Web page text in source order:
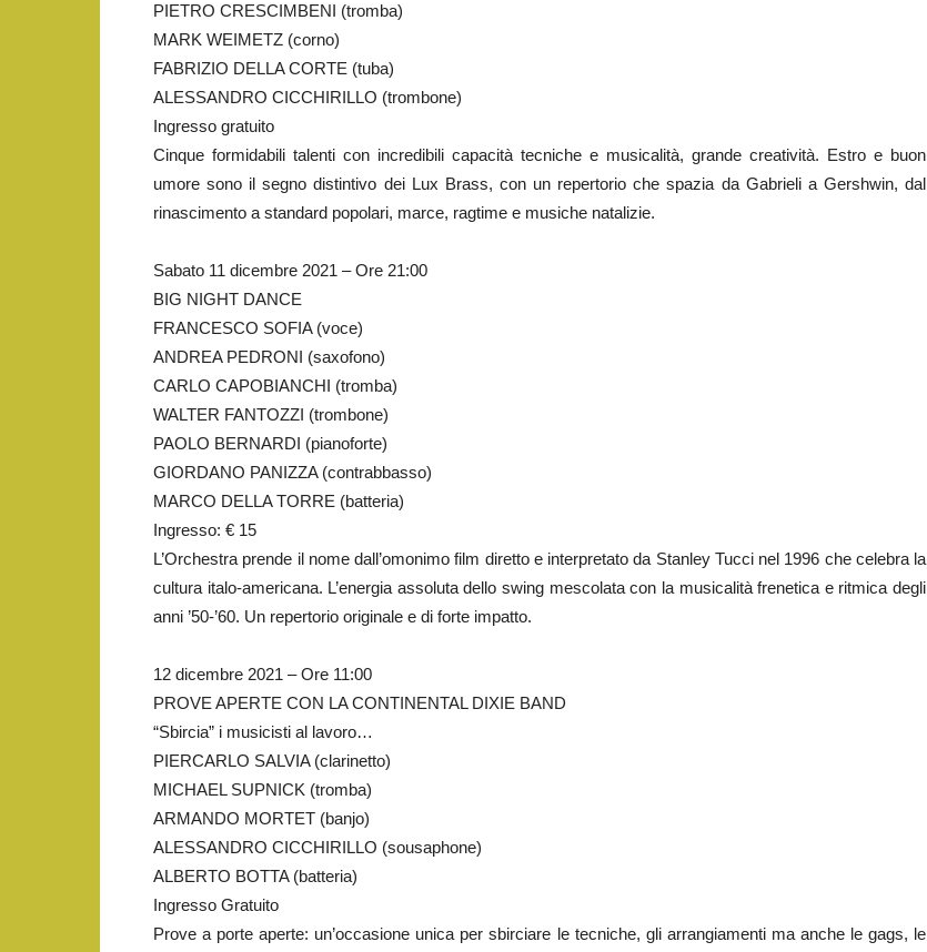
PIETRO CRESCIMBENI (tromba)
MARK WEIMETZ (corno)
FABRIZIO DELLA CORTE (tuba)
ALESSANDRO CICCHIRILLO (trombone)
Ingresso gratuito
Cinque formidabili talenti con incredibili capacità tecniche e musicalità, grande creatività. Estro e buon
umore sono il segno distintivo dei Lux Brass, con un repertorio che spazia da Gabrieli a Gershwin, dal
rinascimento a standard popolari, marce, ragtime e musiche natalizie.
Sabato 11 dicembre 2021 – Ore 21:00
BIG NIGHT DANCE
FRANCESCO SOFIA (voce)
ANDREA PEDRONI (saxofono)
CARLO CAPOBIANCHI (tromba)
WALTER FANTOZZI (trombone)
PAOLO BERNARDI (pianoforte)
GIORDANO PANIZZA (contrabbasso)
MARCO DELLA TORRE (batteria)
Ingresso: € 15
L’Orchestra prende il nome dall’omonimo film diretto e interpretato da Stanley Tucci nel 1996 che celebra la
cultura italo-americana. L’energia assoluta dello swing mescolata con la musicalità frenetica e ritmica degli
anni ’50-’60. Un repertorio originale e di forte impatto.
12 dicembre 2021 – Ore 11:00
PROVE APERTE CON LA CONTINENTAL DIXIE BAND
“Sbircia” i musicisti al lavoro…
PIERCARLO SALVIA (clarinetto)
MICHAEL SUPNICK (tromba)
ARMANDO MORTET (banjo)
ALESSANDRO CICCHIRILLO (sousaphone)
ALBERTO BOTTA (batteria)
Ingresso Gratuito
Prove a porte aperte: un’occasione unica per sbirciare le tecniche, gli arrangiamenti ma anche le gags, le